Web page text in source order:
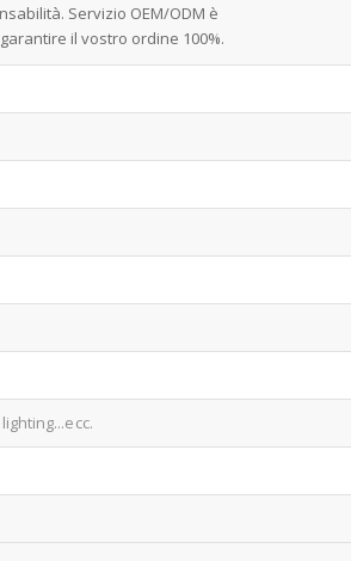
Servizio OEM/ODM è
il vostro ordine 100%.
...ecc.